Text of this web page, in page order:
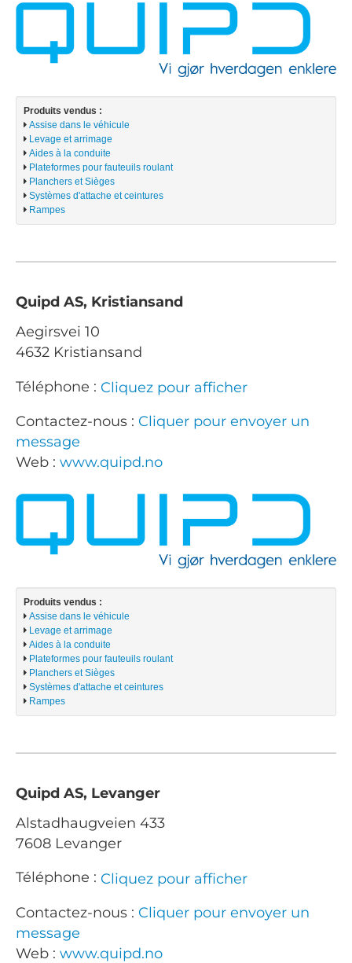
Produits vendus :
Assise dans le véhicule
Levage et arrimage
Aides à la conduite
Plateformes pour fauteuils roulant
Planchers et Sièges
Systèmes d'attache et ceintures
Rampes
Quipd AS, Kristiansand
Aegirsvei 10
4632 Kristiansand
Téléphone : Cliquez pour afficher
Contactez-nous : Cliquer pour envoyer un
message
Web : www.quipd.no
Produits vendus :
Assise dans le véhicule
Levage et arrimage
Aides à la conduite
Plateformes pour fauteuils roulant
Planchers et Sièges
Systèmes d'attache et ceintures
Rampes
Quipd AS, Levanger
Alstadhaugveien 433
7608 Levanger
Téléphone : Cliquez pour afficher
Contactez-nous : Cliquer pour envoyer un
message
Web : www.quipd.no